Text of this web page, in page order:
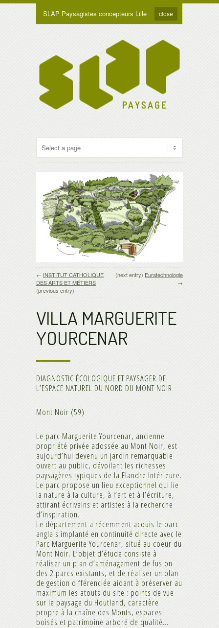
SLAP Paysagistes concepteurs Lille close
← INSTITUT CATHOLIQUE
DES ARTS ET MÉTIERS
(previous entry)
(next entry) Euratechnologie
→
VILLA MARGUERITE
YOURCENAR
DIAGNOSTIC ÉCOLOGIQUE ET PAYSAGER DE
L’ESPACE NATUREL DU NORD DU MONT NOIR
Mont Noir (59)
Le parc Marguerite Yourcenar, ancienne
propriété privée adossée au Mont Noir, est
aujourd’hui devenu un jardin remarquable
ouvert au public, dévoilant les richesses
paysagères typiques de la Flandre Intérieure.
Le parc propose un lieu exceptionnel qui lie
la nature à la culture, à l’art et à l’écriture,
attirant écrivains et artistes à la recherche
d’inspiration.
Le département a récemment acquis le parc
anglais implanté en continuité directe avec le
Parc Marguerite Yourcenar, situé au coeur du
Mont Noir. L’objet d’étude consiste à
réaliser un plan d’aménagement de fusion
des 2 parcs existants, et de réaliser un plan
de gestion différenciée aidant à préserver au
maximum les atouts du site : points de vue
sur le paysage du Houtland, caractère
propre à la chaîne des Monts, espaces
boisés et patrimoine arboré de qualité…